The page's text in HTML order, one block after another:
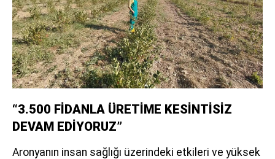
“3.500 FİDANLA ÜRETİME KESİNTİSİZ
DEVAM EDİYORUZ”
Aronyanın insan sağlığı üzerindeki etkileri ve yüksek